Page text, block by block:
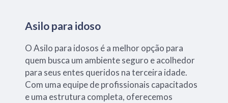
Asilo para idoso
O Asilo para idosos é a melhor opção para
quem busca um ambiente seguro e acolhedor
para seus entes queridos na terceira idade.
Com uma equipe de profissionais capacitados
e uma estrutura completa, oferecemos